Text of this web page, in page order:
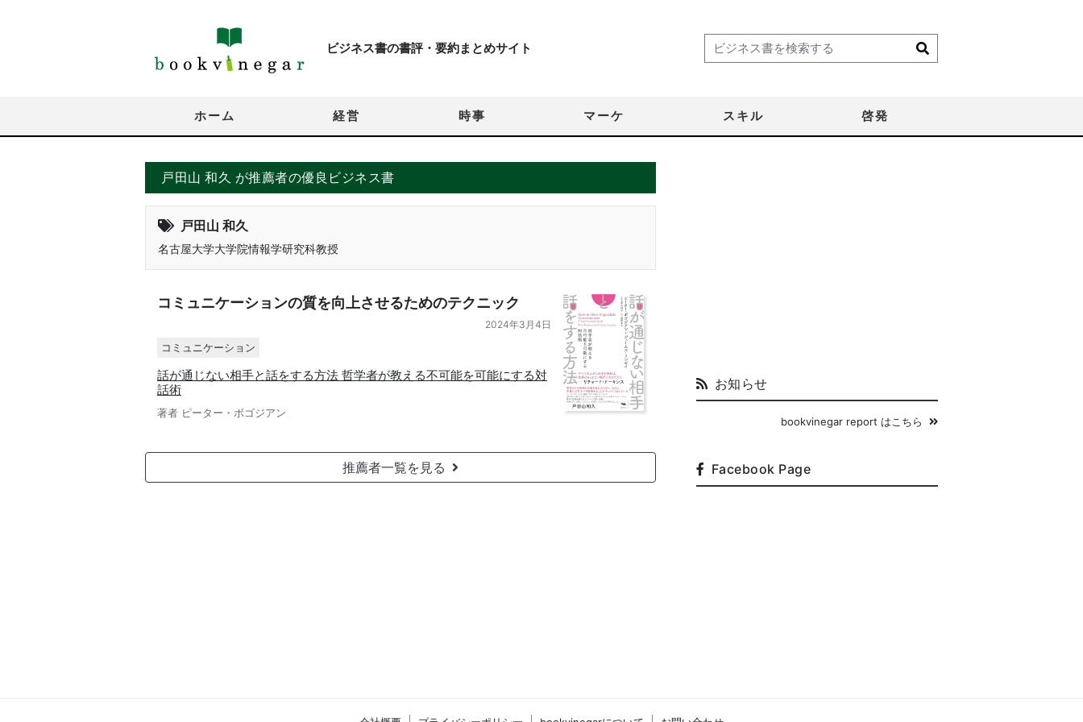
ビジネス書の書評・要約まとめサイト
ホーム 経営 時事 マーケ スキル 啓発
戸田山 和久 が推薦者の優良ビジネス書
戸田山 和久
名古屋大学大学院情報学研究科教授
コミュニケーションの質を向上させるためのテクニック
2024年3月4日
コミュニケーション
話が通じない相手と話をする方法 哲学者が教える不可能を可能にする対
話術
著者 ピーター・ボゴジアン
推薦者一覧を見る
お知らせ
bookvinegar report はこちら
Facebook Page